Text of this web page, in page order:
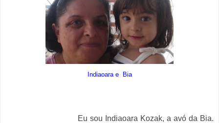
Indiaoara e Bia
Eu sou Indiaoara Kozak, a avó da Bia.